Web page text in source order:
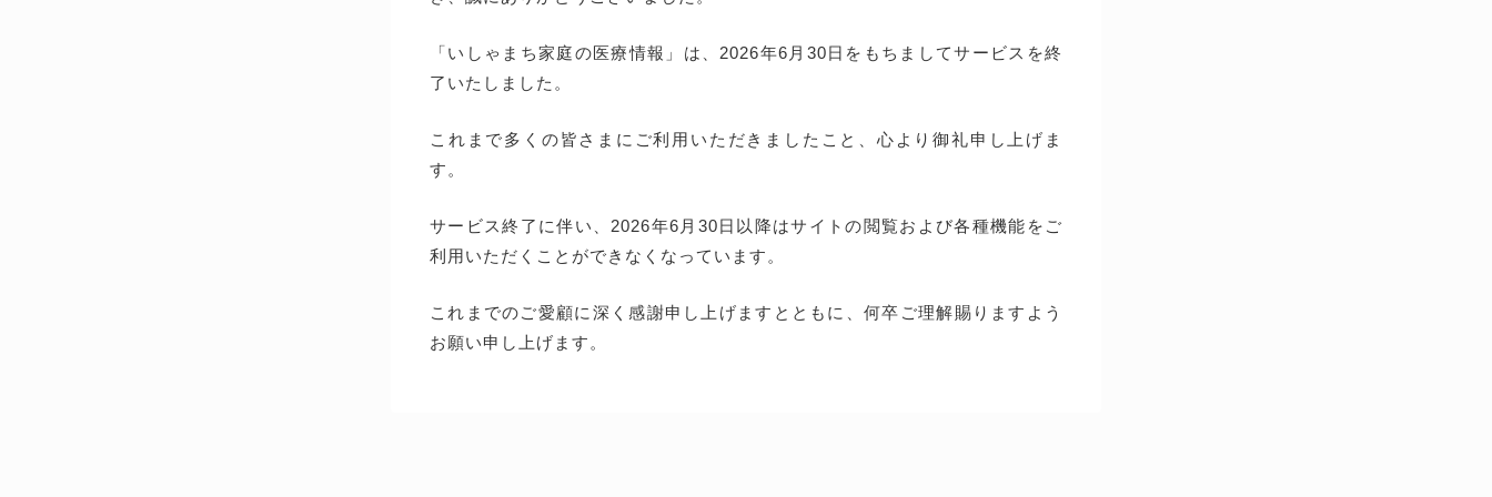
「いしゃまち家庭の医療情報」は、2026年6月30日をもちましてサービスを終
了いたしました。
これまで多くの皆さまにご利用いただきましたこと、心より御礼申し上げま
す。
サービス終了に伴い、2026年6月30日以降はサイトの閲覧および各種機能をご
利用いただくことができなくなっています。
これまでのご愛顧に深く感謝申し上げますとともに、何卒ご理解賜りますよう
お願い申し上げます。